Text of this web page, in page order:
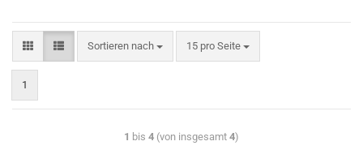
Sortieren nach 15 pro Seite
1
1 bis 4 (von insgesamt 4)